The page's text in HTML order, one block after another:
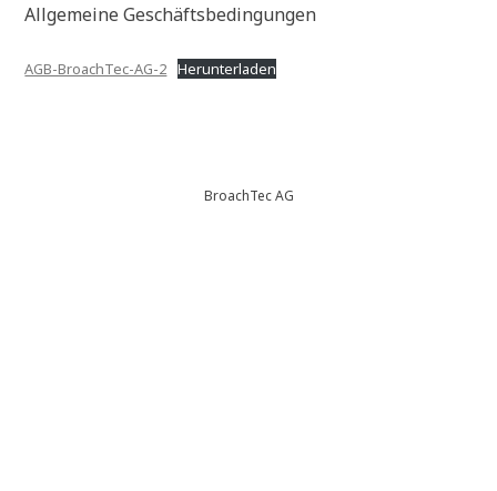
Allgemeine Geschäftsbedingungen
AGB-BroachTec-AG-2 Herunterladen
BroachTec AG